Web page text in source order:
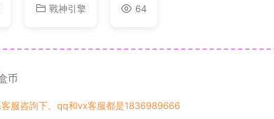
戰神引擎 64
币
服咨詢下。qq和vx客服都是1836989666